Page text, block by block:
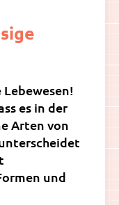
es in der
Arten von
und